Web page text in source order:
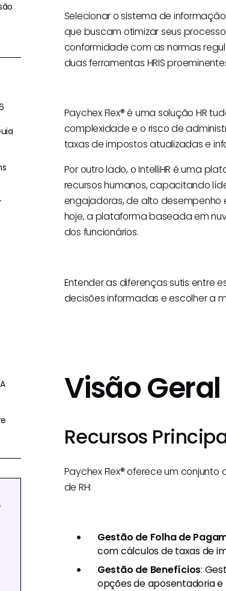
Selecionar o sistema de
que buscam otimizar seus
conformidade com as normas
duas ferramentas HRIS
Paychex Flex® é uma solução HR
complexidade e o risco de
taxas de impostos atualizadas e
Por outro lado, o IntelliHR é uma
recursos humanos, capacitando
engajadoras, de alto
hoje, a plataforma baseada em
dos funcionários.
Entender as diferenças sutis entre
decisões informadas e escolher a
Visão
Recursos
Paychex Flex® oferece um
de RH:
Gestão de Folha de
com cálculos de taxas de
Gestão de Benefícios:
opções de aposentadoria e